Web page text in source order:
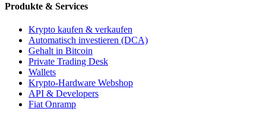
Produkte & Services
Krypto kaufen & verkaufen
Automatisch investieren (DCA)
Gehalt in Bitcoin
Private Trading Desk
Wallets
Krypto-Hardware Webshop
API & Developers
Fiat Onramp